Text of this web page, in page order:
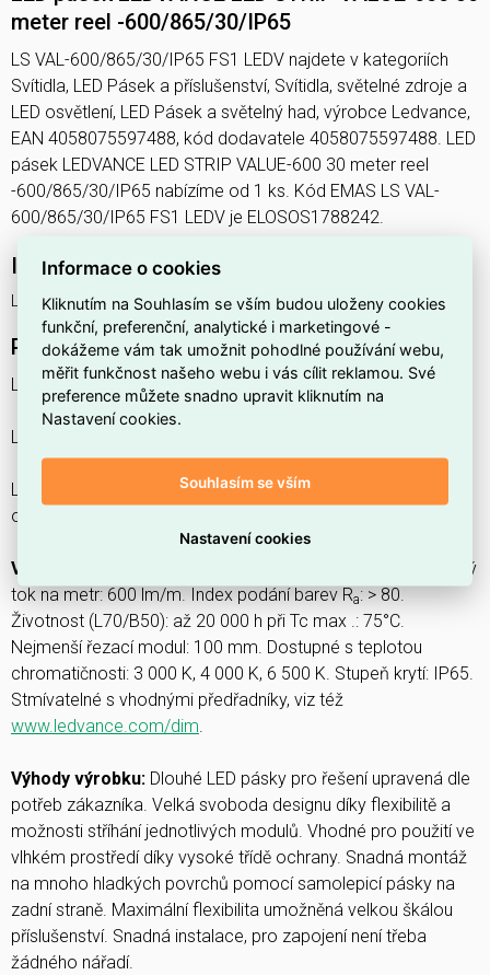
meter reel -600/865/30/IP65
LS VAL-600/865/30/IP65 FS1 LEDV najdete v kategoriích
Svítidla, LED Pásek a příslušenství, Svítidla, světelné zdroje a
LED osvětlení, LED Pásek a světelný had, výrobce Ledvance,
EAN 4058075597488, kód dodavatele 4058075597488. LED
pásek LEDVANCE LED STRIP VALUE-600 30 meter reel
-600/865/30/IP65 nabízíme od 1 ks. Kód EMAS LS VAL-
600/865/30/IP65 FS1 LEDV je ELOSOS1788242.
Interní název produktu
LS VAL-600/865/30/IP65 FS1 LEDV
Podrobný popis produktu
LS VAL -600/865/30/IP65
LED STRIP VALUE-600 30 meter reel -600/865/30/IP65
LED pásky s krytím IP65 o délce 30m s 600 lm / m pro
obecné aplikace.
Vlastnosti výrobku:
Pružný a stříhatelný pásek LED. světelný
tok na metr: 600 lm/m. Index podání barev Ra: > 80.
Životnost (L70/B50): až 20 000 h při Tc max .: 75°C.
Nejmenší řezací modul: 100 mm. Dostupné s teplotou
chromatičnosti: 3 000 K, 4 000 K, 6 500 K. Stupeň krytí: IP65.
Stmívatelné s vhodnými předřadníky, viz též
www.ledvance.com/dim.
Výhody výrobku: Dlouhé LED pásky pro řešení upravená dle
potřeb zákazníka. Velká svoboda designu díky flexibilitě a
možnosti stříhání jednotlivých modulů. Vhodné pro použití ve
vlhkém prostředí díky vysoké třídě ochrany. Snadná montáž
na mnoho hladkých povrchů pomocí samolepicí pásky na
zadní straně. Maximální flexibilita umožněná velkou škálou
příslušenství. Snadná instalace, pro zapojení není třeba
žádného nářadí.
Informace o cookies
Kliknutím na Souhlasím se vším budou uloženy cookies
funkční, preferenční, analytické i marketingové -
dokážeme vám tak umožnit pohodlné používání webu,
měřit funkčnost našeho webu i vás cílit reklamou. Své
preference můžete snadno upravit kliknutím na
Nastavení cookies.
Souhlasím se vším
Nastavení cookies